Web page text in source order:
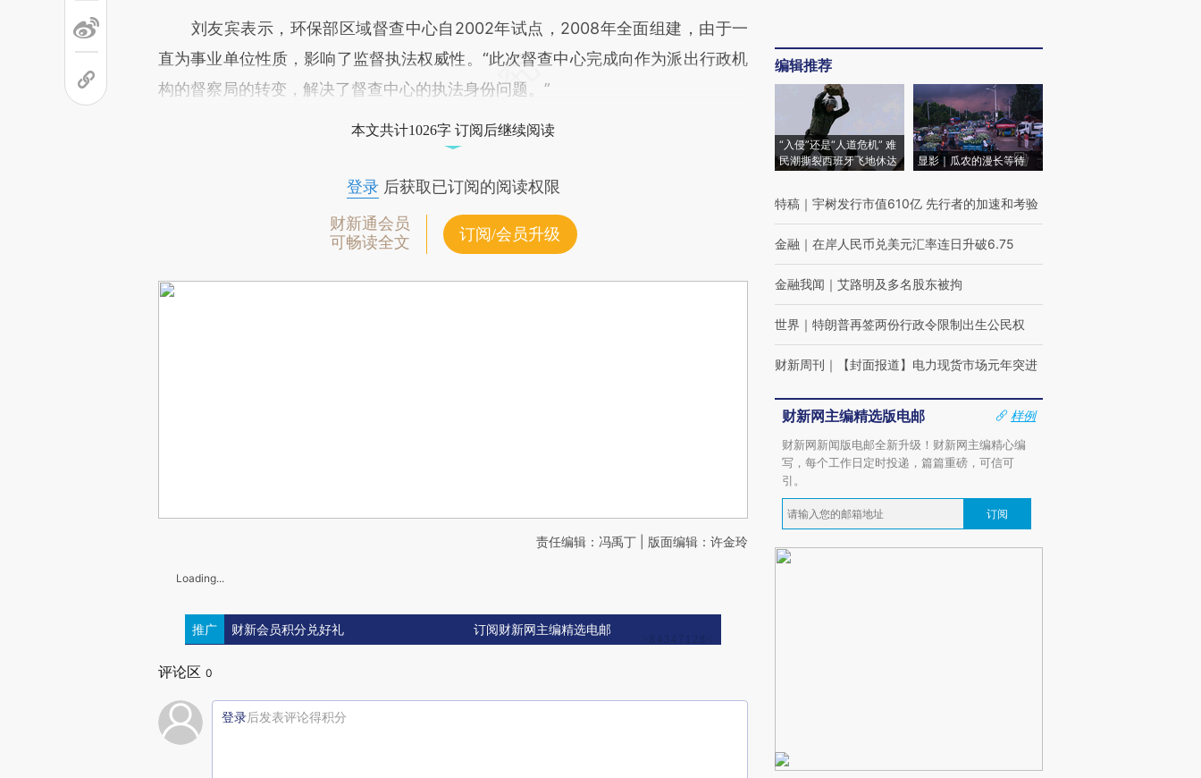
刘友宾表示，环保部区域督查中心自2002年试点，2008年全面组建，由于一
直为事业单位性质，影响了监督执法权威性。“此次督查中心完成向作为派出行政机
构的督察局的转变，解决了督查中心的执法身份问题。”
本文共计1026字 订阅后继续阅读
登录后获取已订阅的阅读权限
财新通会员
可畅读全文
订阅/会员升级
责任编辑：冯禹丁 | 版面编辑：许金玲
Loading...
推广 财新会员积分兑好礼 订阅财新网主编精选电邮
评论区 0
登录后发表评论得积分
编辑推荐
“入侵”还是“人道危机” 难
民潮撕裂西班牙飞地休达
显影｜瓜农的漫长等待
特稿 ｜ 宇树发行市值610亿 先行者的加速和考验
金融 ｜ 在岸人民币兑美元汇率连日升破6.75
金融我闻 ｜ 艾路明及多名股东被拘
世界 ｜ 特朗普再签两份行政令限制出生公民权
财新周刊 ｜ 【封面报道】电力现货市场元年突进
财新网主编精选版电邮
样例
财新网新闻版电邮全新升级！财新网主编精心编
写，每个工作日定时投递，篇篇重磅，可信可
引。
订阅